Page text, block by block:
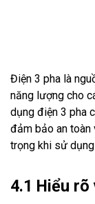
Điện 3 pha là
năng lượng cho
dụng điện 3 pha
đảm bảo an toàn
trọng khi sử
4.1 Hiểu rõ